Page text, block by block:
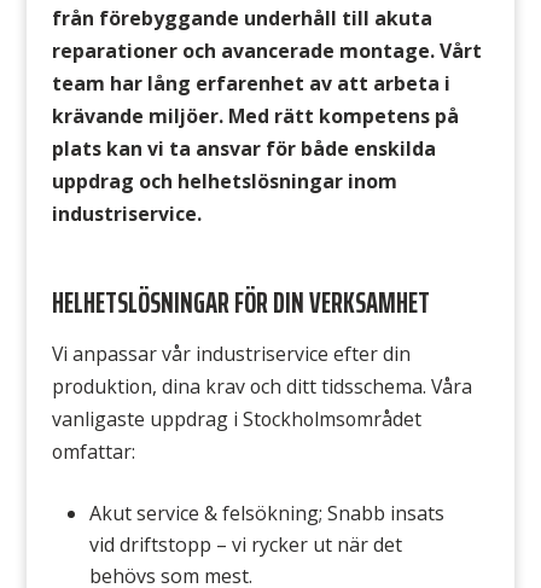
från förebyggande underhåll till akuta
reparationer och avancerade montage. Vårt
team har lång erfarenhet av att arbeta i
krävande miljöer. Med rätt kompetens på
plats kan vi ta ansvar för både enskilda
uppdrag och helhetslösningar inom
industriservice.
HELHETSLÖSNINGAR FÖR DIN VERKSAMHET
Vi anpassar vår industriservice efter din
produktion, dina krav och ditt tidsschema. Våra
vanligaste uppdrag i Stockholmsområdet
omfattar:
Akut service & felsökning; Snabb insats
vid driftstopp – vi rycker ut när det
behövs som mest.